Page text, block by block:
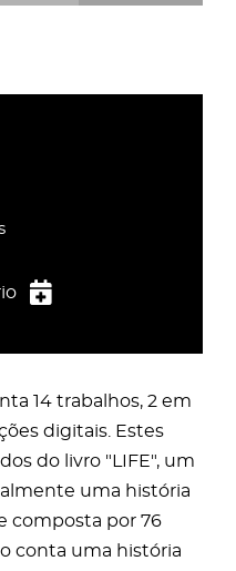
14 trabalhos, 2 em
digitais. Estes
do livro "LIFE", um
uma história
composta por 76
conta uma história